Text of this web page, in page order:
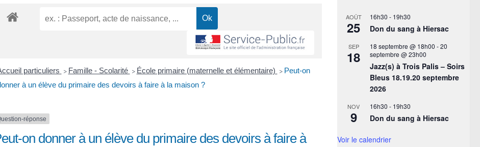
particuliers > Famille - Scolarité > École primaire (maternelle et élémentaire) > Peut-on
à un élève du primaire des devoirs à faire à la maison ?
réponse
on donner à un élève du primaire des devoirs à faire à
AOÛT
25
16h30 - 19h30
Don du sang à Hiersac
SEP
18
18 septembre @ 18h00 -20
septembre @ 23h00
Jazz(s) à Trois Palis – Soirs
Bleus 18.19.20 septembre
2026
NOV
9
16h30 - 19h30
Don du sang à Hiersac
Voir le calendrier